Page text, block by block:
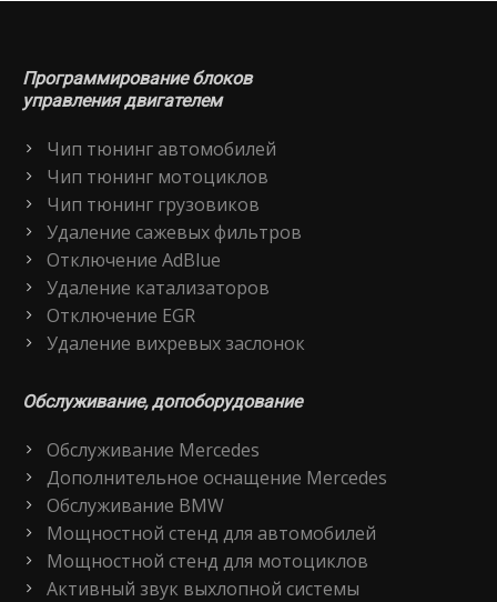
Программирование блоков
управления двигателем
Чип тюнинг автомобилей
Чип тюнинг мотоциклов
Чип тюнинг грузовиков
Удаление сажевых фильтров
Отключение AdBlue
Удаление катализаторов
Отключение EGR
Удаление вихревых заслонок
Обслуживание, допоборудование
Обслуживание Mercedes
Дополнительное оснащение Mercedes
Обслуживание BMW
Мощностной стенд для автомобилей
Мощностной стенд для мотоциклов
Активный звук выхлопной системы